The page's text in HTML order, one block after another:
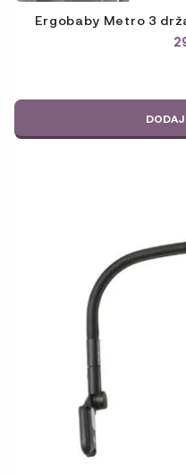
Ergobaby Metro 3